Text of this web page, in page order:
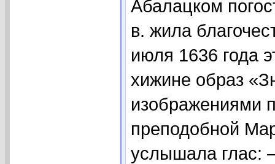
Абалацком
в. жила
июля 1636 года
хижине образ
изображениями
преподобной
услышала глас: